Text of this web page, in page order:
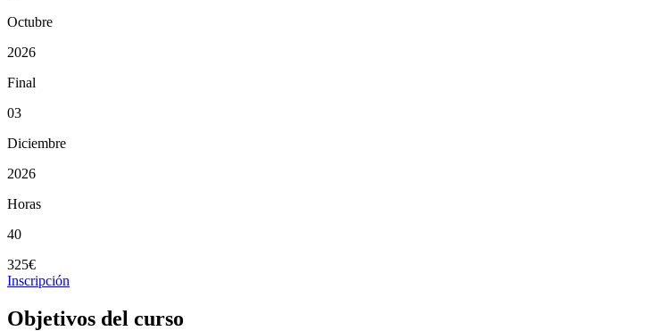
Octubre
2026
Final
03
Diciembre
2026
Horas
40
325€
Inscripción
Objetivos del curso